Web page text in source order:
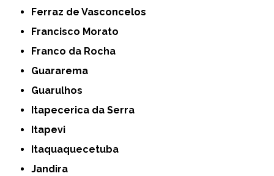
Ferraz de Vasconcelos
Francisco Morato
Franco da Rocha
Guararema
Guarulhos
Itapecerica da Serra
Itapevi
Itaquaquecetuba
Jandira